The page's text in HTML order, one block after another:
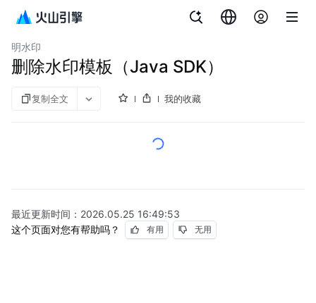
对象存储
明水印
删除水印模板（Java SDK）
复制全文 我的收藏
最近更新时间： 2026.05.25 16:49:53
这个页面对您有帮助吗？
有用 无用